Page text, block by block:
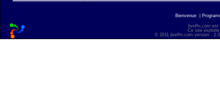
Bienvenue
liveffn.com est
Ce site
© 2011 liveffn.com version :